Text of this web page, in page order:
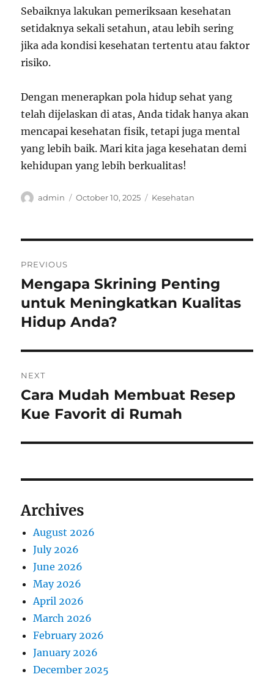
Sebaiknya lakukan pemeriksaan kesehatan
setidaknya sekali setahun, atau lebih sering
jika ada kondisi kesehatan tertentu atau faktor
risiko.
Dengan menerapkan pola hidup sehat yang
telah dijelaskan di atas, Anda tidak hanya akan
mencapai kesehatan fisik, tetapi juga mental
yang lebih baik. Mari kita jaga kesehatan demi
kehidupan yang lebih berkualitas!
Author
admin
Posted
October 10, 2025 Categories
Kesehatan
navigation
PREVIOUS
Previous
post:
Mengapa Skrining Penting
untuk Meningkatkan Kualitas
Hidup Anda?
NEXT
Next
post:
Cara Mudah Membuat Resep
Kue Favorit di Rumah
Archives
August 2026
July 2026
June 2026
May 2026
April 2026
March 2026
February 2026
January 2026
December 2025